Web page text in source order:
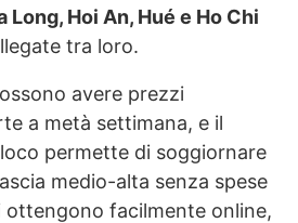
Long, Hoi An, Hué e Ho Chi
tra loro.
avere prezzi
a metà settimana, e il
permette di soggiornare
medio-alta senza spese
ottengono facilmente online,